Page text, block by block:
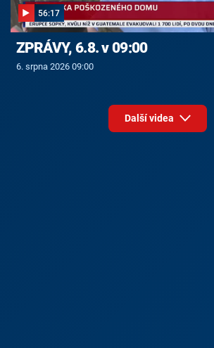
56:17
ZPRÁVY, 6.8. v 09:00
6. srpna 2026 09:00
Další videa